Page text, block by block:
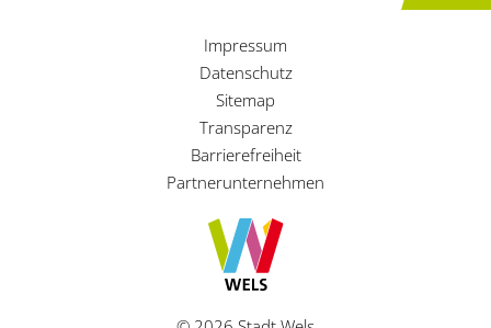
Impressum
Datenschutz
Sitemap
Transparenz
Barrierefreiheit
Partnerunternehmen